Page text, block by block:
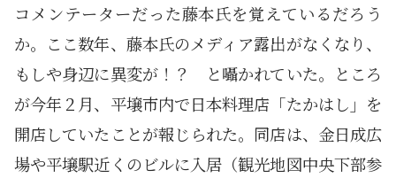
コメンテーターだった藤本氏を覚えているだろう
か。ここ数年、藤本氏のメディア露出がなくなり、
もしや身辺に異変が！？ と囁かれていた。ところ
が今年２月、平壌市内で日本料理店「たかはし」を
開店していたことが報じられた。同店は、金日成広
場や平壌駅近くのビルに入居（観光地図中央下部参